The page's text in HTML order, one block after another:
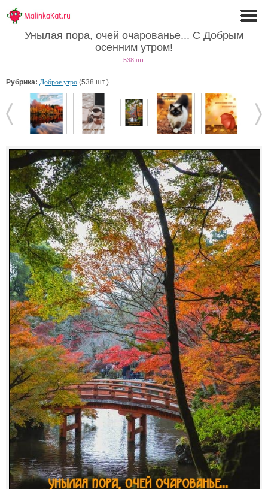
Унылая пора, очей очарованье... С Добрым
осенним утром!
538 шт.
Рубрика: Доброе утро (538 шт.)